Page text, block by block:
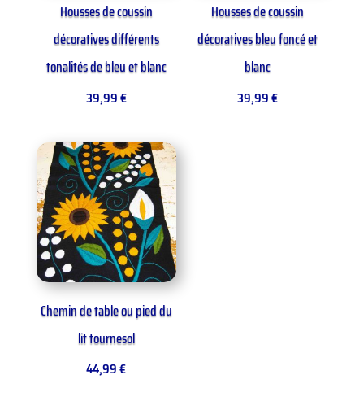
Housses de coussin
décoratives différents
tonalités de bleu et blanc
39,99€
Housses de coussin
décoratives bleu foncé et
blanc
39,99€
Chemin de table ou pied du
lit tournesol
44,99€